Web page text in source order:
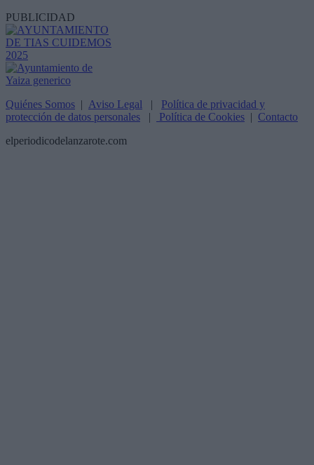
PUBLICIDAD
Quiénes Somos | Aviso Legal | Política de privacidad y
protección de datos personales | Política de Cookies | Contacto
elperiodicodelanzarote.com